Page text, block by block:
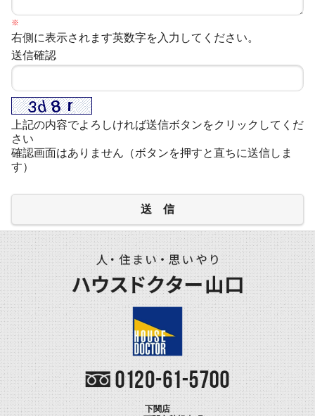
※
右側に表示されます英数字を入力してください。
送信確認
上記の内容でよろしければ送信ボタンをクリックしてくだ
さい
確認画面はありません（ボタンを押すと直ちに送信しま
す）
送 信
下関店